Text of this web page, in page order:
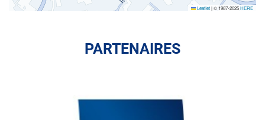
Leaflet|© 1987-2025HERE
PARTENAIRES